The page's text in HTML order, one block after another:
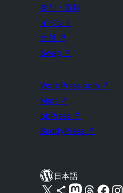
参加・貢献
イベント
寄付 ↗
Swag ↗
WordPress.com ↗
Matt ↗
bbPress ↗
BuddyPress ↗
日本語
X (旧 Twitter) アカウントへ Bluesky アカウントへ Mastodon アカウントへ Threads アカウントへ Facebook ページへ Instagram アカウントへ